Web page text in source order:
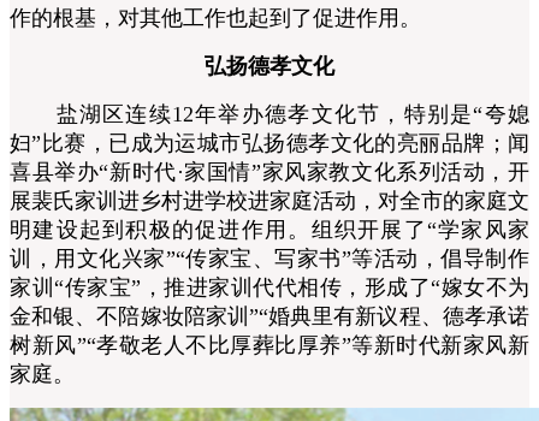
作的根基，对其他工作也起到了促进作用。
弘扬德孝文化
盐湖区连续12年举办德孝文化节，特别是“夸媳
妇”比赛，已成为运城市弘扬德孝文化的亮丽品牌；闻
喜县举办“新时代·家国情”家风家教文化系列活动，开
展裴氏家训进乡村进学校进家庭活动，对全市的家庭文
明建设起到积极的促进作用。组织开展了“学家风家
训，用文化兴家”“传家宝、写家书”等活动，倡导制作
家训“传家宝”，推进家训代代相传，形成了“嫁女不为
金和银、不陪嫁妆陪家训”“婚典里有新议程、德孝承诺
树新风”“孝敬老人不比厚葬比厚养”等新时代新家风新
家庭。